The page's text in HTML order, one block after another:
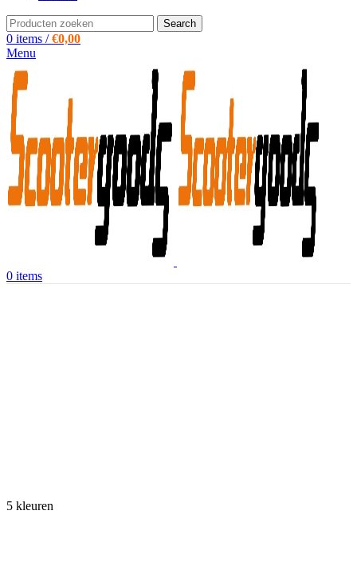
Search
0 items / €0,00
Menu
0 items
5 kleuren